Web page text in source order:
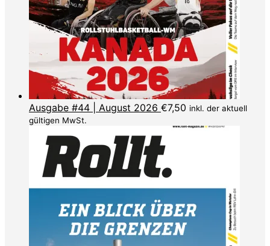
Ausgabe #44 | August 2026 €7,50 inkl. der aktuell
gültigen MwSt.